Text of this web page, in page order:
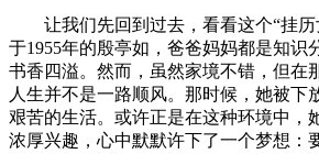
让我们先回到过去，看看这个“挂
于1955年的殷亭如，爸爸妈妈都是知识
书香四溢。然而，虽然家境不错，但在
人生并不是一路顺风。那时候，她被下
艰苦的生活。或许正是在这种环境中，
浓厚兴趣，心中默默许下了一个梦想：